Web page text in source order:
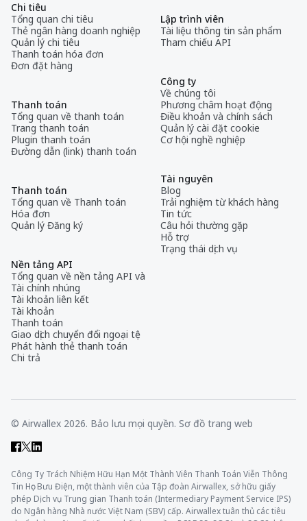
Chi tiêu
Tổng quan chi tiêu
Thẻ ngân hàng doanh nghiệp
Quản lý chi tiêu
Thanh toán hóa đơn
Đơn đặt hàng
Thanh toán
Tổng quan về thanh toán
Trang thanh toán
Plugin thanh toán
Đường dẫn (link) thanh toán
Thanh toán
Tổng quan về Thanh toán
Hóa đơn
Quản lý Đăng ký
Nền tảng API
Tổng quan về nền tảng API và
Tài chính nhúng
Tài khoản liên kết
Tài khoản
Thanh toán
Giao dịch chuyển đổi ngoại tệ
Phát hành thẻ thanh toán
Chi trả
Lập trình viên
Tài liệu thông tin sản phẩm
Tham chiếu API
Công ty
Về chúng tôi
Phương châm hoạt động
Điều khoản và chính sách
Quản lý cài đặt cookie
Cơ hội nghề nghiệp
Tài nguyên
Blog
Trải nghiệm từ khách hàng
Tin tức
Câu hỏi thường gặp
Hỗ trợ
Trạng thái dịch vụ
© Airwallex 2026. Bảo lưu mọi quyền. Sơ đồ trang web
Công Ty Trách Nhiệm Hữu Hạn Một Thành Viên Thanh Toán Viễn Thông
Tin Học Bưu Điện, một thành viên của Tập đoàn Airwallex, sở hữu giấy
phép Dịch vụ Trung gian Thanh toán (Intermediary Payment Service IPS)
do Ngân hàng Nhà nước Việt Nam (SBV) cấp. Airwallex tuân thủ các tiêu